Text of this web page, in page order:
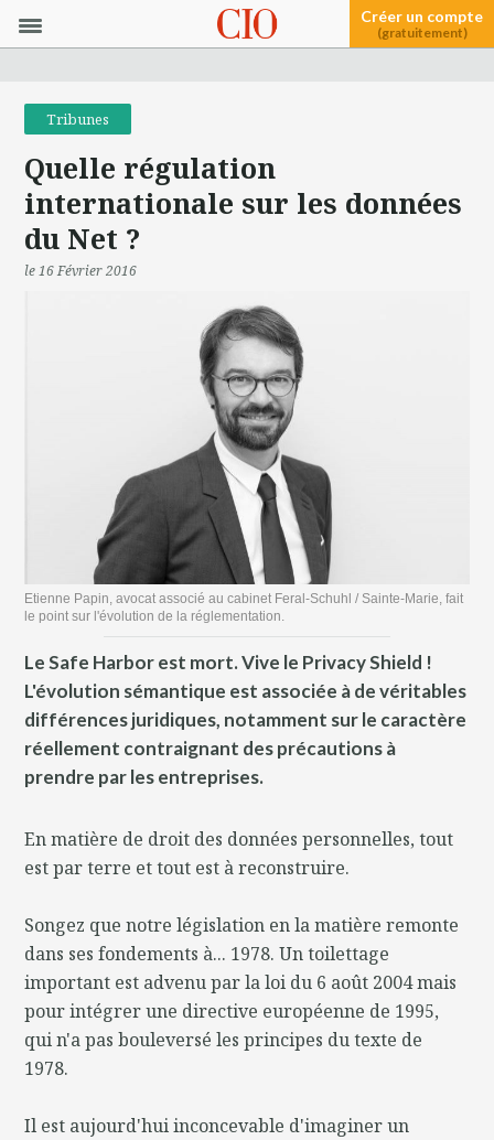
Créer un compte
(gratuitement)
Tribunes
Quelle régulation
internationale sur les données
du Net ?
le 16 Février 2016
Etienne Papin, avocat associé au cabinet Feral-Schuhl / Sainte-Marie, fait
le point sur l'évolution de la réglementation.
Le Safe Harbor est mort. Vive le Privacy Shield !
L'évolution sémantique est associée à de véritables
différences juridiques, notamment sur le caractère
réellement contraignant des précautions à
prendre par les entreprises.
En matière de droit des données personnelles, tout
est par terre et tout est à reconstruire.
Songez que notre législation en la matière remonte
dans ses fondements à... 1978. Un toilettage
important est advenu par la loi du 6 août 2004 mais
pour intégrer une directive européenne de 1995,
qui n'a pas bouleversé les principes du texte de
1978.
Il est aujourd'hui inconcevable d'imaginer un